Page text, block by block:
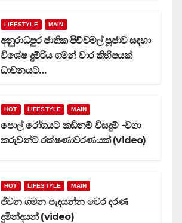
LIFESTYLE MAIN
අනුරාධපුර ජාතික පිච්චමල් පූජාව සඳහා
විශේෂ දුම්රිය ගමන් වාර කිහිපයක්
ධාවනයට…
HOT LIFESTYLE MAIN
පොල් රෝගයට කඩිනම් විසදුම් -වගා
කරුවන්ට රක්ෂණාවරණයක් (video)
HOT LIFESTYLE MAIN
ජීවන ගමන පැදයන්න වෙර දරණ
දුමින්දයන් (video)